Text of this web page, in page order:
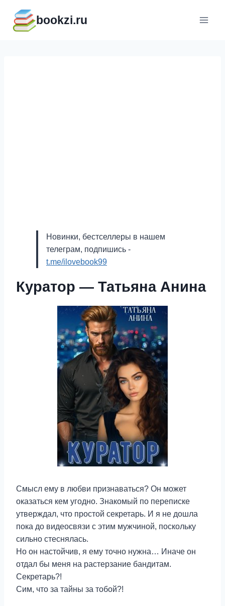
содержимому
bookzi.ru
Новинки, бестселлеры в нашем
телеграм, подпишись -
t.me/ilovebook99
Куратор — Татьяна Анина
Смысл ему в любви признаваться? Он может
оказаться кем угодно. Знакомый по переписке
утверждал, что простой секретарь. И я не дошла
пока до видеосвязи с этим мужчиной, поскольку
сильно стеснялась.
Но он настойчив, я ему точно нужна… Иначе он
отдал бы меня на растерзание бандитам.
Секретарь?!
Сим, что за тайны за тобой?!